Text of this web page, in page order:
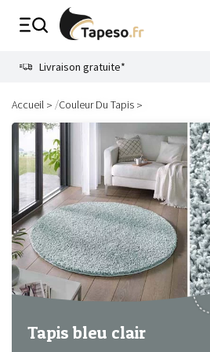
Livraison gratuite*
Accueil /Couleur Du Tapis
Tapis bleu clair